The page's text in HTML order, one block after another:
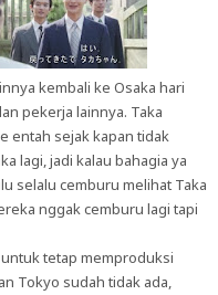
kembali ke Osaka hari
pekerja lainnya. Taka
entah sejak kapan tidak
lagi, jadi kalau bahagia ya
selalu cemburu melihat Taka
nggak cemburu lagi tapi
tetap memproduksi
Tokyo sudah tidak ada,